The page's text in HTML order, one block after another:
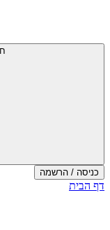
עליון
כניסה / הרשמה
סוף
דף הבית